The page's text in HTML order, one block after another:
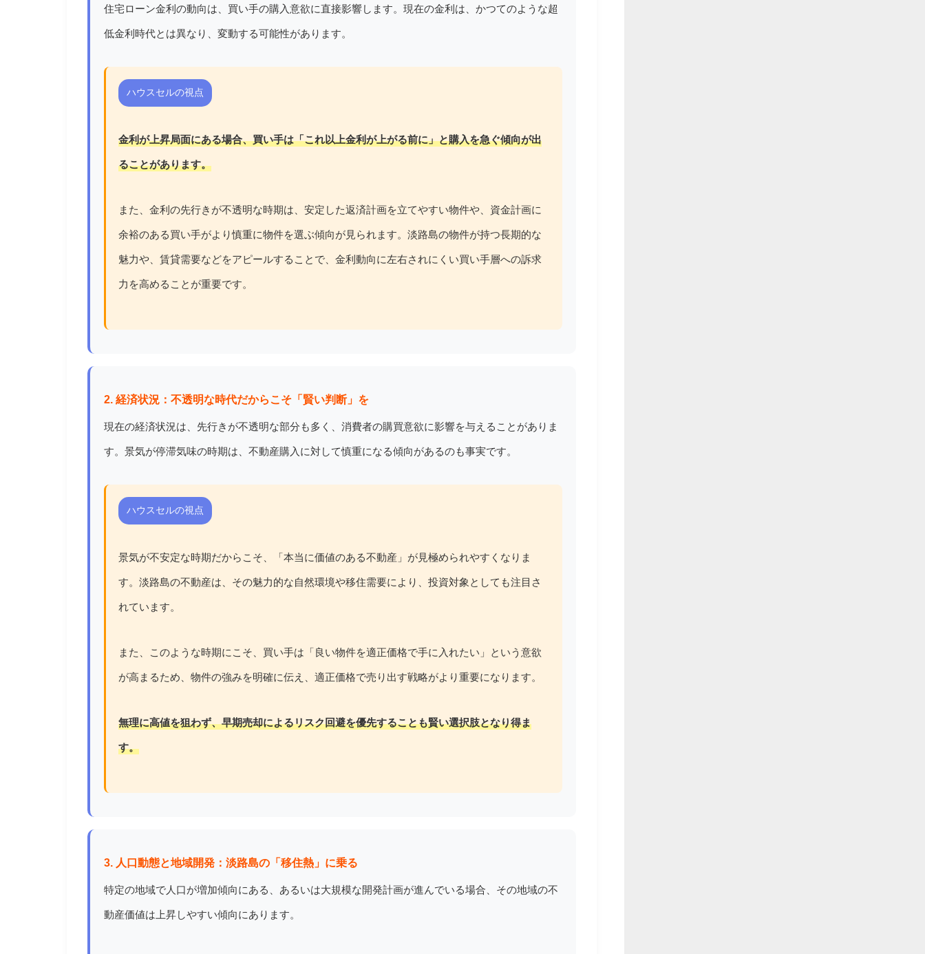
住宅ローン金利の動向は、買い手の購入意欲に直接影響します。現在の金利は、かつてのような超
低金利時代とは異なり、変動する可能性があります。
ハウスセルの視点
金利が上昇局面にある場合、買い手は「これ以上金利が上がる前に」と購入を急ぐ傾向が出
ることがあります。
また、金利の先行きが不透明な時期は、安定した返済計画を立てやすい物件や、資金計画に
余裕のある買い手がより慎重に物件を選ぶ傾向が見られます。淡路島の物件が持つ長期的な
魅力や、賃貸需要などをアピールすることで、金利動向に左右されにくい買い手層への訴求
力を高めることが重要です。
2. 経済状況：不透明な時代だからこそ「賢い判断」を
現在の経済状況は、先行きが不透明な部分も多く、消費者の購買意欲に影響を与えることがありま
す。景気が停滞気味の時期は、不動産購入に対して慎重になる傾向があるのも事実です。
ハウスセルの視点
景気が不安定な時期だからこそ、「本当に価値のある不動産」が見極められやすくなりま
す。淡路島の不動産は、その魅力的な自然環境や移住需要により、投資対象としても注目さ
れています。
また、このような時期にこそ、買い手は「良い物件を適正価格で手に入れたい」という意欲
が高まるため、物件の強みを明確に伝え、適正価格で売り出す戦略がより重要になります。
無理に高値を狙わず、早期売却によるリスク回避を優先することも賢い選択肢となり得ま
す。
3. 人口動態と地域開発：淡路島の「移住熱」に乗る
特定の地域で人口が増加傾向にある、あるいは大規模な開発計画が進んでいる場合、その地域の不
動産価値は上昇しやすい傾向にあります。